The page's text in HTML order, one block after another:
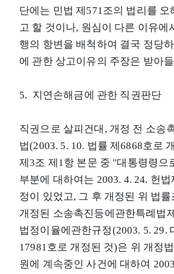
단에는 민법 제571조의 법리를 오
고 할 것이나, 원심이 다른 이유에
행의 항변을 배척하여 결국 정당
에 관한 상고이유의 주장은 받아
5. 지연손해금에 관한 직권판단
직권으로 살피건대, 개정 전 소송
법(2003. 5. 10. 법률 제6868호로
제3조 제1항 본문 중 "대통령령으
부분에 대하여는 2003. 4. 24. 헌
정이 있었고, 그 후 개정된 위 법
개정된 소송촉진등에관한특례법
법정이율에관한규정(2003. 5. 29.
17981호로 개정된 것)은 위 개정
원에 계속중인 사건에 대하여